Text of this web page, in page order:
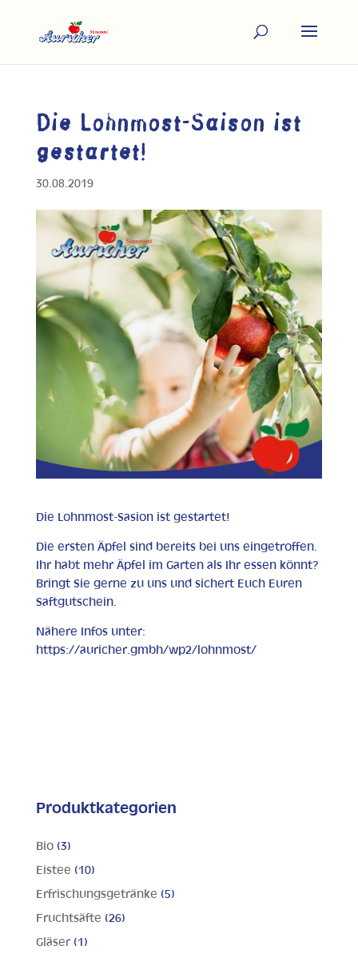
Die Lohnmost-Saison ist
gestartet!
30.08.2019
Die Lohnmost-Sasion ist gestartet!
Die ersten Äpfel sind bereits bei uns eingetroffen.
Ihr habt mehr Äpfel im Garten als Ihr essen könnt?
Bringt Sie gerne zu uns und sichert Euch Euren
Saftgutschein.
Nähere Infos unter:
https://auricher.gmbh/wp2/lohnmost/
Produktkategorien
Bio (3)
Eistee (10)
Erfrischungsgetränke (5)
Fruchtsäfte (26)
Gläser (1)